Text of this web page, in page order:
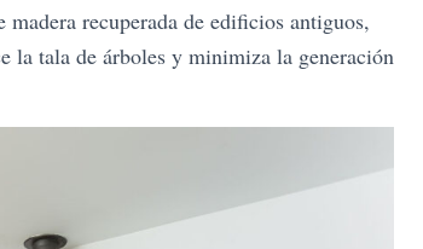
recuperada de edificios antiguos,
la tala de árboles y minimiza la generación